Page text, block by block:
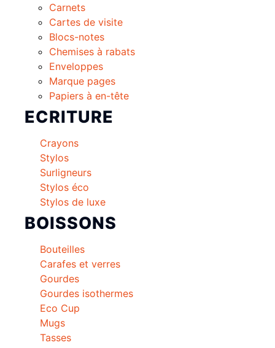
Carnets
Cartes de visite
Blocs-notes
Chemises à rabats
Enveloppes
Marque pages
Papiers à en-tête
ECRITURE
Crayons
Stylos
Surligneurs
Stylos éco
Stylos de luxe
BOISSONS
Bouteilles
Carafes et verres
Gourdes
Gourdes isothermes
Eco Cup
Mugs
Tasses